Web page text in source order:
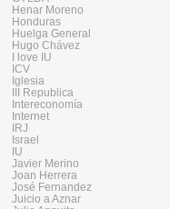
Henar Moreno
Honduras
Huelga General
Hugo Chávez
I love IU
ICV
Iglesia
III Republica
Intereconomía
Internet
IRJ
Israel
IU
Javier Merino
Joan Herrera
José Fernandez
Juicio a Aznar